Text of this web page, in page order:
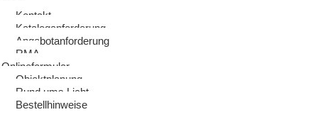
Kontakt
Kataloganforderung
Angebotanforderung
RMA
Onlineformular
Objektplanung
Rund ums Licht
Bestellhinweise